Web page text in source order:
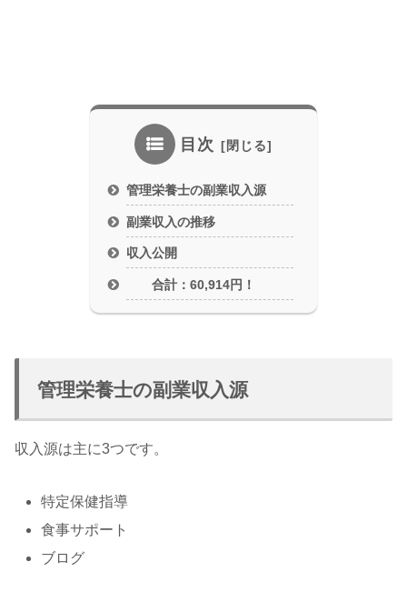
目次
管理栄養士の副業収入源
副業収入の推移
収入公開
合計：60,914円！
管理栄養士の副業収入源
収入源は主に3つです。
特定保健指導
食事サポート
ブログ